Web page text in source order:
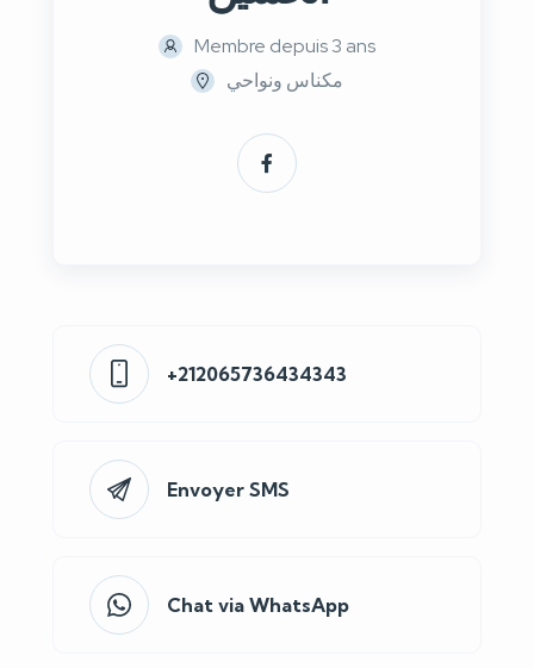
Membre depuis 3 ans
مكناس ونواحي
+212065736434343
Envoyer SMS
Chat via WhatsApp